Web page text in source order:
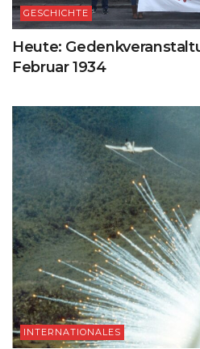
GESCHICHTE
Heute:
Februar 1934
INTERNATIONALES